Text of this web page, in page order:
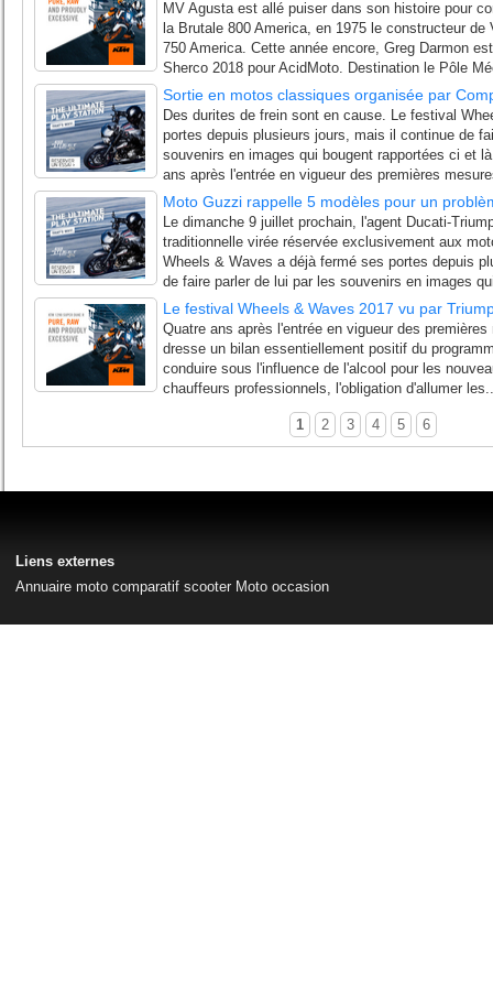
MV Agusta est allé puiser dans son histoire pour
la Brutale 800 America, en 1975 le constructeur
750 America. Cette année encore, Greg Darmon
Sherco 2018 pour AcidMoto. Destination le Pôle
Sortie en motos classiques organisée par
Des durites de frein sont en cause. Le festival
portes depuis plusieurs jours, mais il continue de
souvenirs en images qui bougent rapportées ci et
ans après l'entrée en vigueur des premières
Moto Guzzi rappelle 5 modèles pour un
Le dimanche 9 juillet prochain, l'agent Ducati-
traditionnelle virée réservée exclusivement aux
Wheels & Waves a déjà fermé ses portes depuis
de faire parler de lui par les souvenirs en images
Le festival Wheels & Waves 2017 vu par
Quatre ans après l'entrée en vigueur des
dresse un bilan essentiellement positif du
conduire sous l'influence de l'alcool pour les
chauffeurs professionnels, l'obligation d'allumer
1 2 3 4 5 6
Liens externes
Annuaire moto comparatif scooter Moto occasion